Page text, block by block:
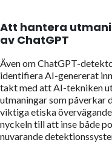
Att hantera
av ChatGPT
Även om ChatGPT-
identifiera AI-genererat
takt med att AI-tekniken
utmaningar som påverkar
viktiga etiska
nyckeln till att inse både
nuvarande